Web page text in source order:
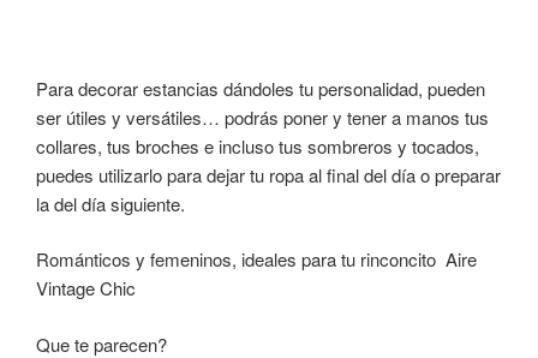
Para decorar estancias dándoles tu personalidad, pueden
ser útiles y versátiles… podrás poner y tener a manos tus
collares, tus broches e incluso tus sombreros y tocados,
puedes utilizarlo para dejar tu ropa al final del día o preparar
la del día siguiente.
Románticos y femeninos, ideales para tu rinconcito Aire
Vintage Chic
Que te parecen?